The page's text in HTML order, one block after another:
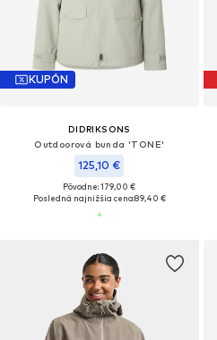
KUPÓN
DIDRIKSONS
Outdoorová bunda 'TONE'
125,10 €
Pôvodne: 179,00 €
Posledná najnižšia cena:89,40 €